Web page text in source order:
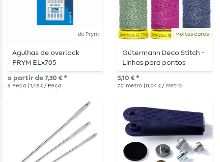
de Prym
Agulhas de overlock
PRYM ELx705
a partir de 7,30 € *
5 Peça | 1,46 € / Peça
Muitas cores
Gütermann Deco Stitch -
Linhas para pontos
decorativos - 70 m
3,10 € *
70 metro | 0,04 € / metro